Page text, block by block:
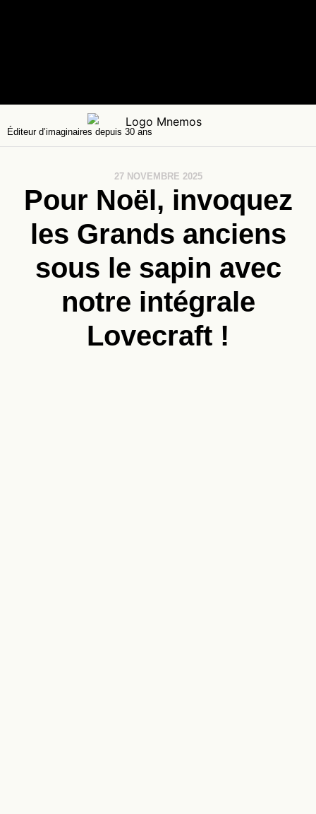
Éditeur d’imaginaires depuis 30 ans
27 NOVEMBRE 2025
Pour Noël, invoquez
les Grands anciens
sous le sapin avec
notre intégrale
Lovecraft !